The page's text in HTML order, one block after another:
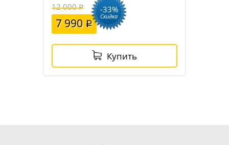
12 000
7 990
-33%
Скидка
Купить